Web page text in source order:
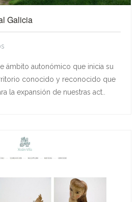
Galicia
ámbito autonómico que inicia su
conocido y reconocido que
la expansión de nuestras act..